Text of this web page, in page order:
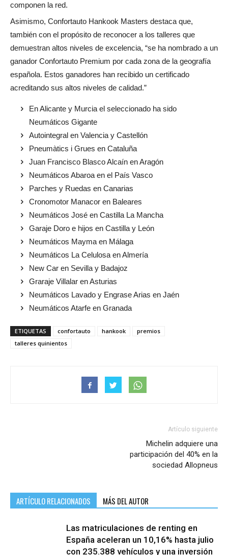
componen la red.
Asimismo, Confortauto Hankook Masters destaca que,
también con el propósito de reconocer a los talleres que
demuestran altos niveles de excelencia, “se ha nombrado a un
ganador Confortauto Premium por cada zona de la geografía
española. Estos ganadores han recibido un certificado
acreditando sus altos niveles de calidad.”
En Alicante y Murcia el seleccionado ha sido
Neumáticos Gigante
Autointegral en Valencia y Castellón
Pneumàtics i Grues en Cataluña
Juan Francisco Blasco Alcaín en Aragón
Neumáticos Abaroa en el País Vasco
Parches y Ruedas en Canarias
Cronomotor Manacor en Baleares
Neumáticos José en Castilla La Mancha
Garaje Doro e hijos en Castilla y León
Neumáticos Mayma en Málaga
Neumáticos La Celulosa en Almería
New Car en Sevilla y Badajoz
Graraje Villalar en Asturias
Neumáticos Lavado y Engrase Arias en Jaén
Neumáticos Atarfe en Granada
ETIQUETAS confortauto hankook
premios
talleres quinientos
Artículo siguiente
Michelin adquiere una
participación del 40% en la
sociedad Allopneus
ARTÍCULO RELACIONADOS MÁS DEL AUTOR
Las matriculaciones de renting en
España aceleran un 10,16% hasta julio
con 235.388 vehículos y una inversión